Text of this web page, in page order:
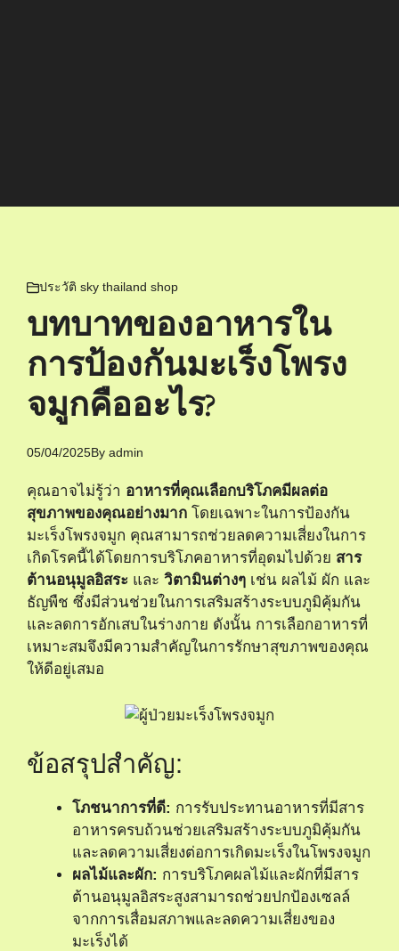
ประวัติ sky thailand shop
บทบาทของอาหารใน
การป้องกันมะเร็งโพรง
จมูกคืออะไร?
05/04/2025By admin
คุณอาจไม่รู้ว่า อาหารที่คุณเลือกบริโภคมีผลต่อ
สุขภาพของคุณอย่างมาก โดยเฉพาะในการป้องกัน
มะเร็งโพรงจมูก คุณสามารถช่วยลดความเสี่ยงในการ
เกิดโรคนี้ได้โดยการบริโภคอาหารที่อุดมไปด้วย สาร
ต้านอนุมูลอิสระ และ วิตามินต่างๆ เช่น ผลไม้ ผัก และ
ธัญพืช ซึ่งมีส่วนช่วยในการเสริมสร้างระบบภูมิคุ้มกัน
และลดการอักเสบในร่างกาย ดังนั้น การเลือกอาหารที่
เหมาะสมจึงมีความสำคัญในการรักษาสุขภาพของคุณ
ให้ดีอยู่เสมอ
ข้อสรุปสำคัญ:
โภชนาการที่ดี: การรับประทานอาหารที่มีสาร
อาหารครบถ้วนช่วยเสริมสร้างระบบภูมิคุ้มกัน
และลดความเสี่ยงต่อการเกิดมะเร็งในโพรงจมูก
ผลไม้และผัก: การบริโภคผลไม้และผักที่มีสาร
ต้านอนุมูลอิสระสูงสามารถช่วยปกป้องเซลล์
จากการเสื่อมสภาพและลดความเสี่ยงของ
มะเร็งได้